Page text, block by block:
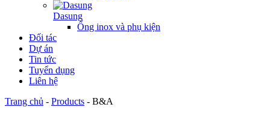
Dasung
Ống inox và phụ kiện
Đối tác
Dự án
Tin tức
Tuyển dụng
Liên hệ
Trang chủ - Products - B&A